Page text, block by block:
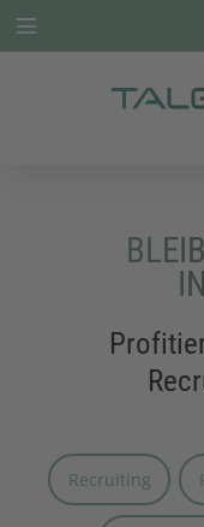
Offene Stellen
Recruiting